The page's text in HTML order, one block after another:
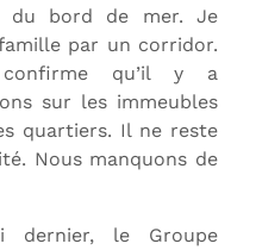
du bord de mer. Je
par un corridor.
qu’il y a
sur les immeubles
quartiers. Il ne reste
Nous manquons de
dernier, le Groupe